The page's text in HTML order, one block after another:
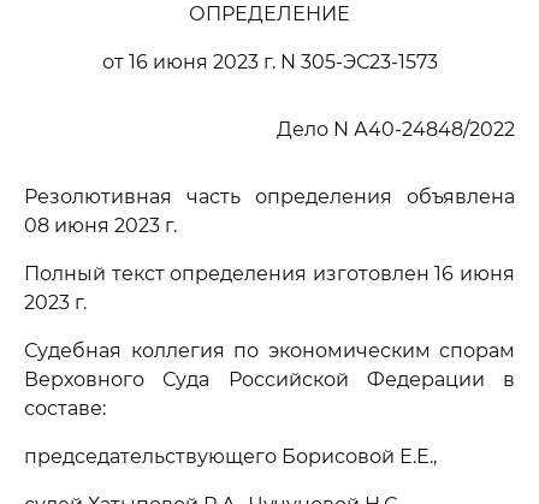
ОПРЕДЕЛЕНИЕ
от 16 июня 2023 г. N 305-ЭС23-1573
Дело N А40-24848/2022
Резолютивная часть определения объявлена
08 июня 2023 г.
Полный текст определения изготовлен 16 июня
2023 г.
Судебная коллегия по экономическим спорам
Верховного Суда Российской Федерации в
составе:
председательствующего Борисовой Е.Е.,